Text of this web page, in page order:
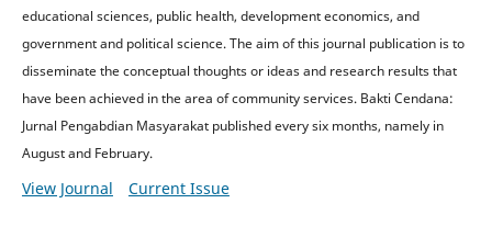
educational sciences, public health, development economics, and
government and political science. The aim of this journal publication is to
disseminate the conceptual thoughts or ideas and research results that
have been achieved in the area of community services. Bakti Cendana:
Jurnal Pengabdian Masyarakat published every six months, namely in
August and February.
View Journal Current Issue